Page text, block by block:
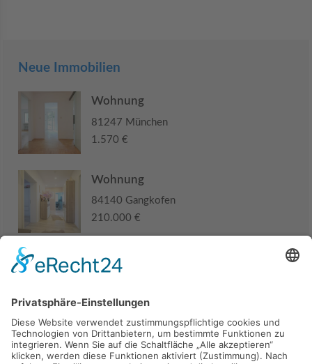
Neue Immobilien
Wohnung
81247 München
1.570 €
Wohnung
84140 Gangkofen
210.000 €
Haus
285.000 €